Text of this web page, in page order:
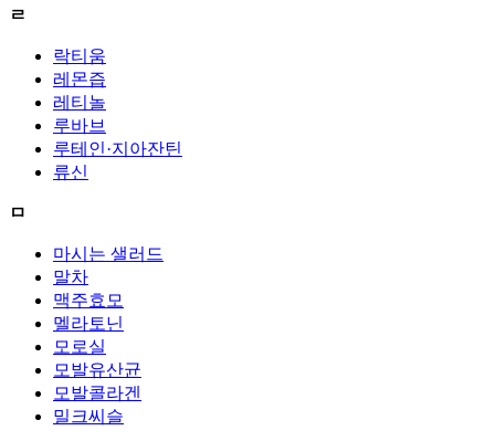
ㄹ
락티움
레몬즙
레티놀
루바브
루테인·지아잔틴
류신
ㅁ
마시는 샐러드
말차
맥주효모
멜라토닌
모로실
모발유산균
모발콜라겐
밀크씨슬